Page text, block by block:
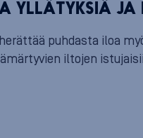
YLLÄTYKSIÄ
puhdasta iloa
iltojen